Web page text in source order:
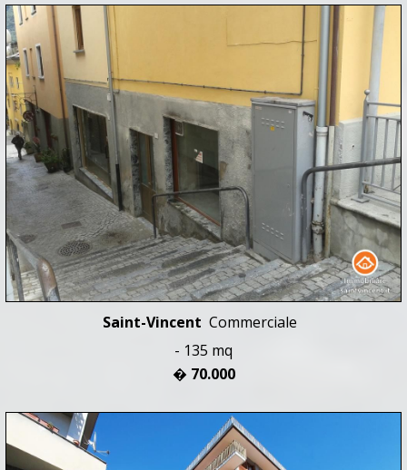
Saint-Vincent Commerciale
- 135 mq
� 70.000